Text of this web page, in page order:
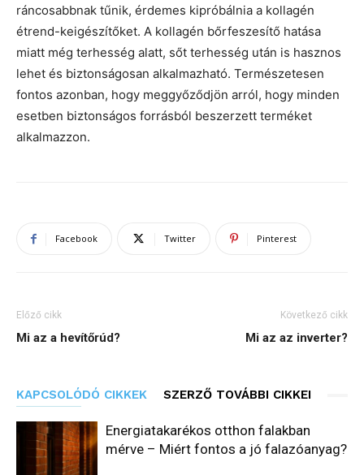
ráncosabbnak tűnik, érdemes kipróbálnia a kollagén
étrend-keigészítőket. A kollagén bőrfeszesítő hatása
miatt még terhesség alatt, sőt terhesség után is hasznos
lehet és biztonságosan alkalmazható. Természetesen
fontos azonban, hogy meggyőződjön arról, hogy minden
esetben biztonságos forrásból beszerzett terméket
alkalmazzon.
Facebook Twitter Pinterest
Előző cikk
Mi az a hevítőrúd?
Következő cikk
Mi az az inverter?
KAPCSOLÓDÓ CIKKEK SZERZŐ TOVÁBBI CIKKEI
Energiatakarékos otthon falakban
mérve – Miért fontos a jó falazóanyag?